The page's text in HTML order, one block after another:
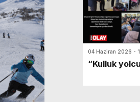
21:52
14:21
04 Haziran 2026 -
“Kulluk